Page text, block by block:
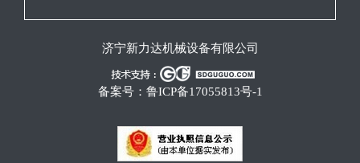
济宁新力达机械设备有限公司
备案号： 鲁ICP备17055813号-1